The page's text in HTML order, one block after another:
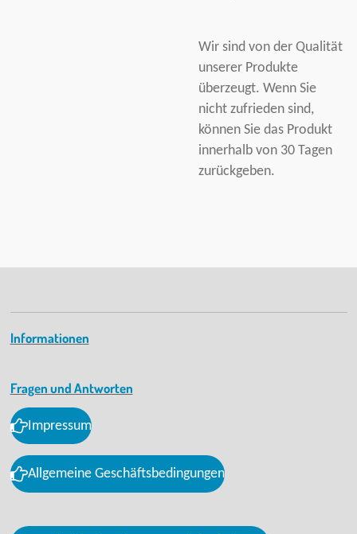
Wir sind von der Qualität
unserer Produkte
überzeugt. Wenn Sie
nicht zufrieden sind,
können Sie das Produkt
innerhalb von 30 Tagen
zurückgeben.
Informationen
Fragen und Antworten
Impressum
Allgemeine Geschäftsbedingungen